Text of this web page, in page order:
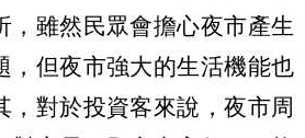
，雖然民眾會擔心夜市產生
，但夜市強大的生活機能也
，對於投資客來說，夜市周